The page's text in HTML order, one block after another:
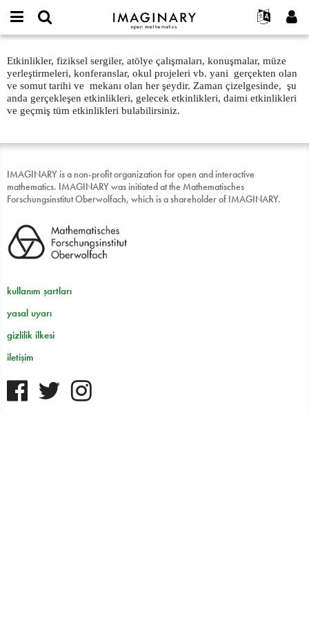
IMAGINARY
open
Français
Deutsch
한국어
Türkçe
Programlar
Galeriler
Etkileşimli
Sergiler
Devamı...
Projeler
Katılım
İletişim
mail
or
username
*
Parola
*
Yeni parola iste
Ara
Events
about
text
Etkinlikler, fiziksel sergiler, atölye çalışmaları, konuşmalar, müze
yerleştirmeleri, konferanslar, okul projeleri vb. yani gerçekten olan
ve somut tarihi ve mekanı olan her şeydir. Zaman çizelgesinde, şu
anda gerçekleşen etkinlikleri, gelecek etkinlikleri, daimi etkinlikleri
ve geçmiş tüm etkinlikleri bulabilirsiniz.
IMAGINARY is a non-profit organization for open and interactive
mathematics. IMAGINARY was initiated at the Mathematisches
Forschungsinstitut Oberwolfach, which is a shareholder of IMAGINARY.
kullanım şartları
yasal uyarı
gizlilik ilkesi
iletişim